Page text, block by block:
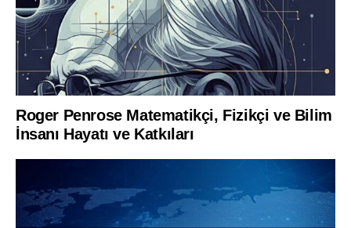
Roger Penrose Matematikçi, Fizikçi ve Bilim
İnsanı Hayatı ve Katkıları